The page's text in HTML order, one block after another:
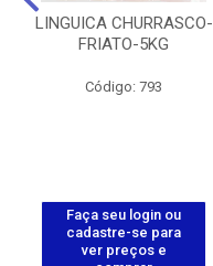
LINGUICA CHURRASCO-
FRIATO-5KG
Código: 793
Faça seu login ou
cadastre-se para
ver preços e